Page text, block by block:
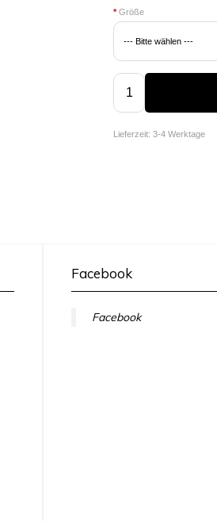
*Größe
Lieferzeit: 3-4 Werktage
Facebook
Facebook